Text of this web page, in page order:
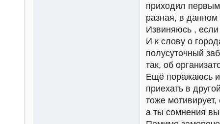
приходил
разная, в
Извиняюсь ,
И к слову о
полусуточный
так, об
Ещё поражаюсь
приехать в
тоже
а ты сомнения